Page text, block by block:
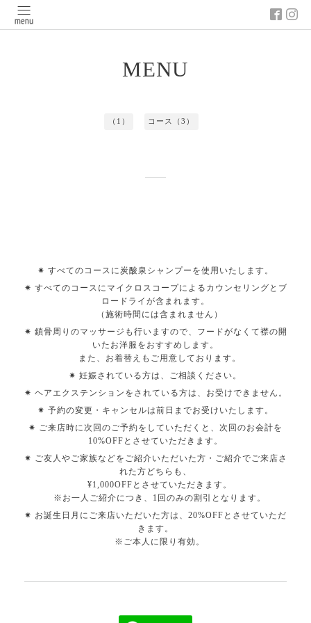
MENU
（1） コース（3）
✷ すべてのコースに炭酸泉シャンプーを使用いたします。
✷ すべてのコースにマイクロスコープによるカウンセリングとブ
ロードライが含まれます。
（施術時間には含まれません）
✷ 鎖骨周りのマッサージも行いますので、フードがなくて襟の開
いたお洋服をおすすめします。
また、お着替えもご用意しております。
✷ 妊娠されている方は、ご相談ください。
✷ ヘアエクステンションをされている方は、お受けできません。
✷ 予約の変更・キャンセルは前日までお受けいたします。
✷ ご来店時に次回のご予約をしていただくと、次回のお会計を
10%OFFとさせていただきます。
✷ ご友人やご家族などをご紹介いただいた方・ご紹介でご来店さ
れた方どちらも、
¥1,000OFFとさせていただきます。
※お一人ご紹介につき、1回のみの割引となります。
✷ お誕生日月にご来店いただいた方は、20%OFFとさせていただ
きます。
※ご本人に限り有効。